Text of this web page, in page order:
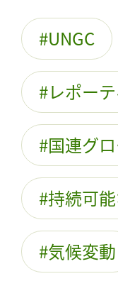
UNGC
レポー
国連グ
持続可
気候変動